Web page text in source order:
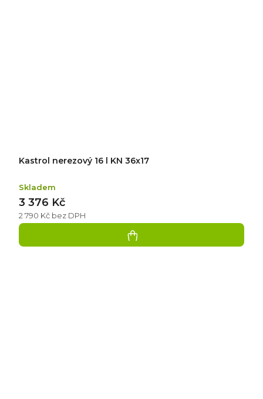
Kastrol nerezový 16 l KN 36x17
Skladem
2 790 Kč bez DPH
3 376 Kč